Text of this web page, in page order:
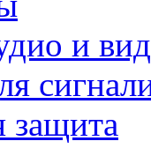
и
защита